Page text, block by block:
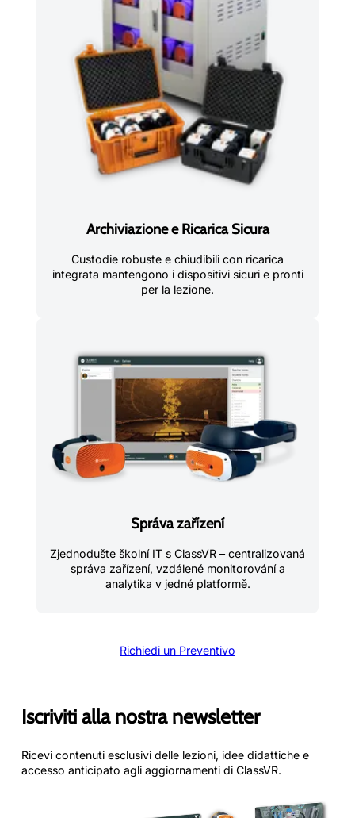
Archiviazione e Ricarica Sicura
Custodie robuste e chiudibili con ricarica
integrata mantengono i dispositivi sicuri e pronti
per la lezione.
Správa zařízení
Zjednodušte školní IT s ClassVR – centralizovaná
správa zařízení, vzdálené monitorování a
analytika v jedné platformě.
Richiedi un Preventivo
Iscriviti alla nostra newsletter
Ricevi contenuti esclusivi delle lezioni, idee didattiche e
accesso anticipato agli aggiornamenti di ClassVR.